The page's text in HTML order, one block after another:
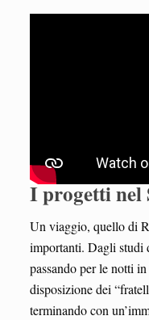
I progetti nel
Un viaggio, quello di
importanti. Dagli studi
passando per le notti
disposizione dei
terminando con